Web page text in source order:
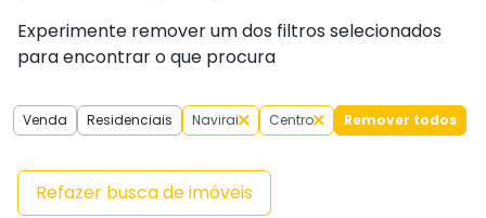
Venda Residenciais Navirai Centro Remover todos
Experimente remover um dos filtros selecionados
para encontrar o que procura
Refazer busca de imóveis